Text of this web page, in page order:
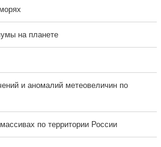
на планете
и аномалий метеовеличин по
по территории России